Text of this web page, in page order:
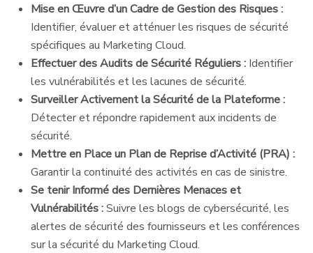
Mise en Œuvre d’un Cadre de Gestion des Risques :
Identifier, évaluer et atténuer les risques de sécurité
spécifiques au Marketing Cloud.
Effectuer des Audits de Sécurité Réguliers : Identifier
les vulnérabilités et les lacunes de sécurité.
Surveiller Activement la Sécurité de la Plateforme :
Détecter et répondre rapidement aux incidents de
sécurité.
Mettre en Place un Plan de Reprise d’Activité (PRA) :
Garantir la continuité des activités en cas de sinistre.
Se tenir Informé des Dernières Menaces et
Vulnérabilités :Suivre les blogs de cybersécurité, les
alertes de sécurité des fournisseurs et les conférences
sur la sécurité du Marketing Cloud.